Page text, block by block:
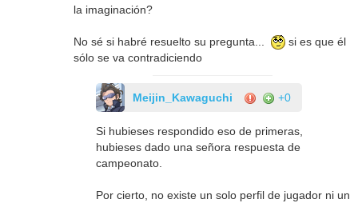
la imaginación?
No sé si habré resuelto su pregunta...
si es que él
sólo se va contradiciendo
Meijin_Kawaguchi +0
Si hubieses respondido eso de primeras,
hubieses dado una señora respuesta de
campeonato.
Por cierto, no existe un solo perfil de jugador ni un